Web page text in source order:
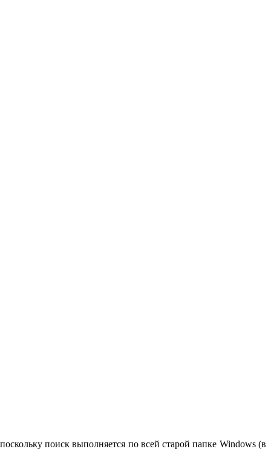
поиск выполняется по всей старой папке Windows (в